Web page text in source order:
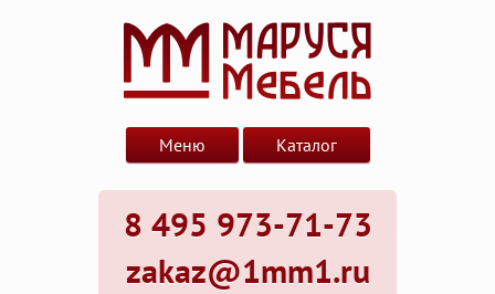
8 495 973-71-73
zakaz@1mm1.ru
Меню Каталог